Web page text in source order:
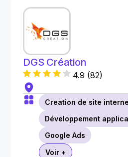
DGS Création
4.9 (82)
Creation de site
Développement
Google Ads
Voir +